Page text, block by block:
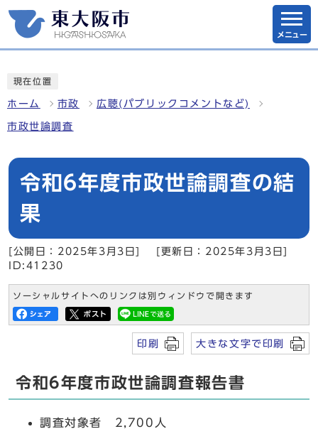
メニュー
現在位置
ホーム 市政 広聴(パブリックコメントなど)
市政世論調査
令和6年度市政世論調査の結
果
[公開日：2025年3月3日]
[更新日：2025年3月3日]
ID:41230
ソーシャルサイトへのリンクは別ウィンドウで開きます
印刷 大きな文字で印刷
令和6年度市政世論調査報告書
調査対象者 2,700人